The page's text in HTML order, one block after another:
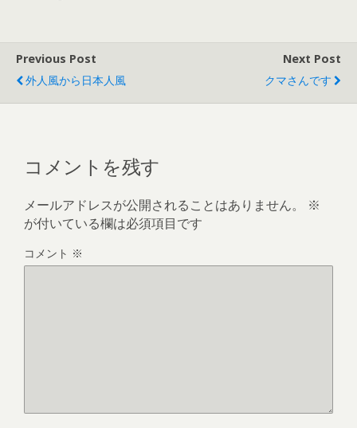
Previous Post
外人風から日本人風
Next Post
クマさんです
コメントを残す
メールアドレスが公開されることはありません。
※
が付いている欄は必須項目です
コメント ※